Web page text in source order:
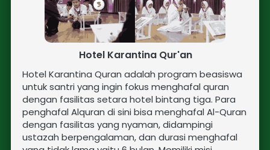
Hotel Karantina Qur'an
Hotel Karantina Quran adalah program beasiswa
untuk santri yang ingin fokus menghafal quran
dengan fasilitas setara hotel bintang tiga. Para
penghafal Alquran di sini bisa menghafal Al-Quran
dengan fasilitas yang nyaman, didampingi
ustazah berpengalaman, dan durasi menghafal